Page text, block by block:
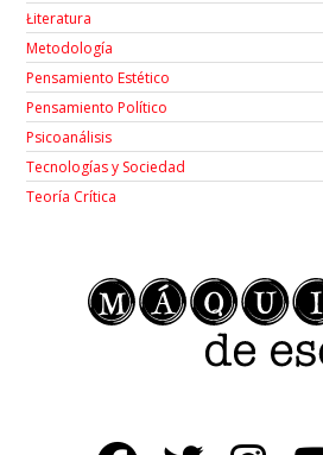
Łiteratura
Metodología
Pensamiento Estético
Pensamiento Político
Psicoanálisis
Tecnologías y Sociedad
Teoría Crítica